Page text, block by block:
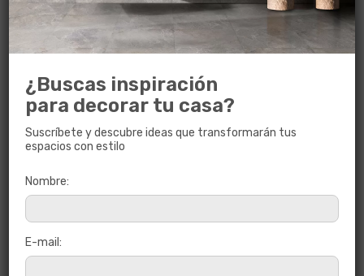
¿Buscas inspiración
para decorar tu casa?
Suscríbete y descubre ideas que transformarán tus
espacios con estilo
Nombre:
E-mail: